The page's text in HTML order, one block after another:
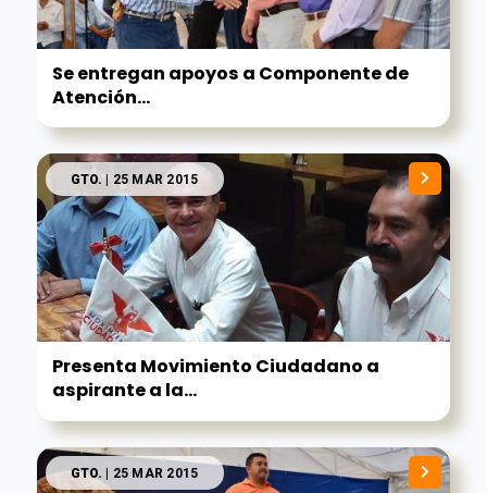
Se entregan apoyos a Componente de
Atención...
GTO.| 25 MAR 2015
Presenta Movimiento Ciudadano a
aspirante a la...
GTO. | 25 MAR 2015